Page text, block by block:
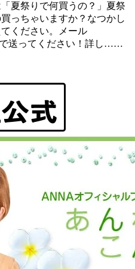
夏祭りで何買うの？」夏祭
っちゃいますか？なつかし
ください。メール
送ってください！詳し……